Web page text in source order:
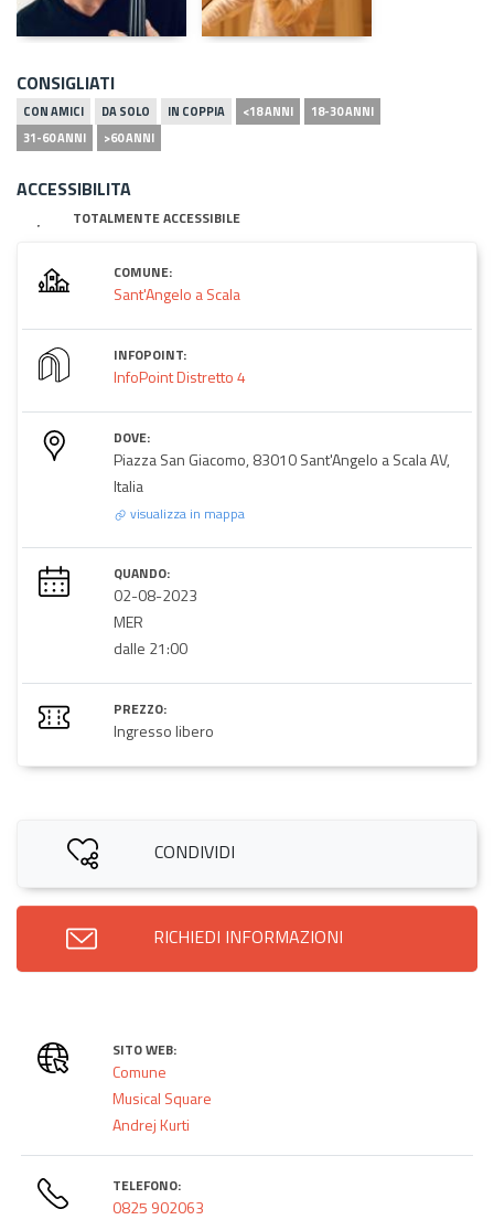
CONSIGLIATI
CON AMICI DA SOLO IN COPPIA <18 ANNI
18-30 ANNI
31-60 ANNI
>60 ANNI
ACCESSIBILITA
TOTALMENTE ACCESSIBILE
COMUNE:
Sant'Angelo a Scala
INFOPOINT:
InfoPoint Distretto 4
DOVE:
Piazza San Giacomo, 83010 Sant'Angelo a Scala AV,
Italia
visualizza in mappa
QUANDO:
02-08-2023
MER
dalle 21:00
PREZZO:
Ingresso libero
CONDIVIDI
RICHIEDI INFORMAZIONI
SITO WEB:
Comune
Musical Square
Andrej Kurti
TELEFONO:
0825 902063